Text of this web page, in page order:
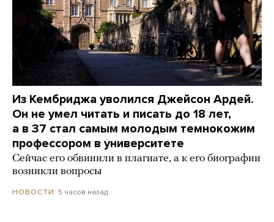
Из Кембриджа уволился Джейсон Ардей.
Он не умел читать и писать до 18 лет,
а в 37 стал самым молодым темнокожим
профессором в университете
Сейчас его обвинили в плагиате, а к его биографии
возникли вопросы
НОВОСТИ 5 часов назад